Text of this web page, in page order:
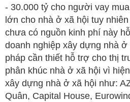
- 30.000 tỷ cho người vay
lớn cho nhà ở xã hội tuy
chưa có nguồn kinh phí này
doanh nghiệp xây dựng nhà
pháp cần thiết hỗ trợ cho thị
phân khúc nhà ở xã hội vì
xây dựng nhà ở xã hội như:
Quân, Capital House,